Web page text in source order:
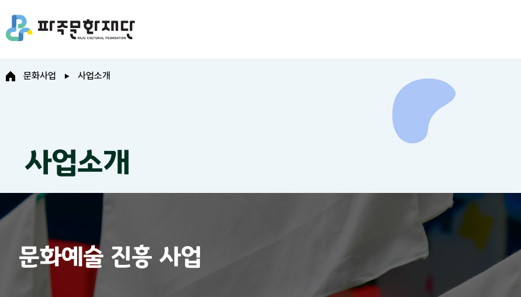
문화사업 사업소개
사업소개
문화예술 진흥 사업